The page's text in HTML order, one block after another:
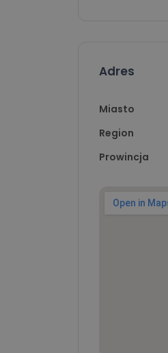
Adres
Miasto
Region
Prowincja